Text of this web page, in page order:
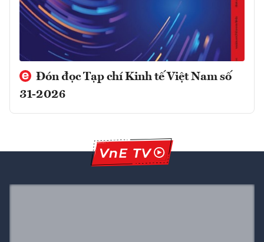
Đón đọc Tạp chí Kinh tế Việt Nam số
31-2026